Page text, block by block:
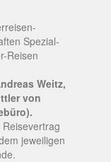
Spezial-
Reisen
Weitz,
von
jeweiligen